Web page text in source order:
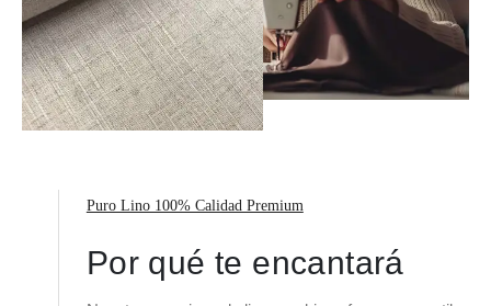
Puro Lino 100% Calidad Premium
Por qué te encantará